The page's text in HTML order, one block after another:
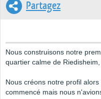
Partagez
Nous construisons notre
quartier calme de
Nous créons notre profil
commencé mais nous